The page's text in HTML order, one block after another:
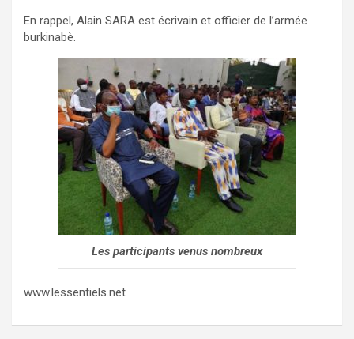
En rappel, Alain SARA est écrivain et officier de l’armée
burkinabè.
Les participants venus nombreux
www.lessentiels.net